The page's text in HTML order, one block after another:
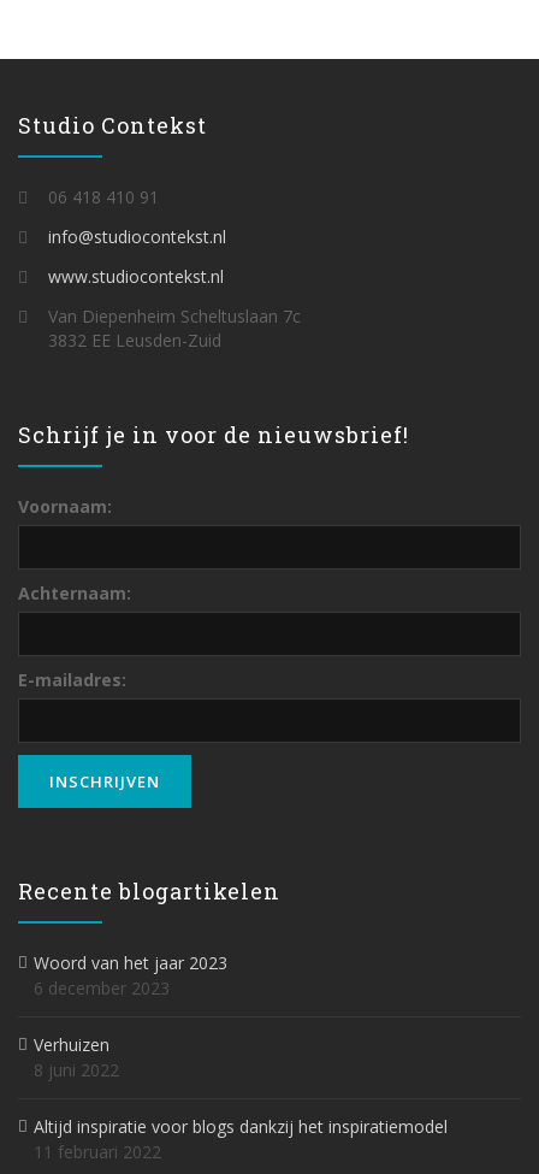
Studio Contekst
06 418 410 91
info@studiocontekst.nl
www.studiocontekst.nl
Van Diepenheim Scheltuslaan 7c
3832 EE Leusden-Zuid
Schrijf je in voor de nieuwsbrief!
Voornaam:
Achternaam:
E-mailadres:
Recente blogartikelen
Woord van het jaar 2023
6 december 2023
Verhuizen
8 juni 2022
Altijd inspiratie voor blogs dankzij het inspiratiemodel
11 februari 2022